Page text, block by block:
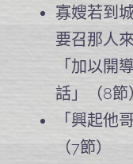
寡嫂若到
要召那人
「加以開
話」（8節
「興起他
（7節）